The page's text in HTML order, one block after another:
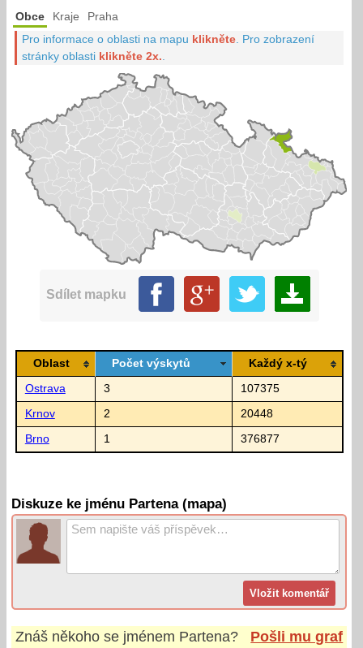
Obce Kraje Praha
Pro informace o oblasti na mapu klikněte Pro zobrazení
stránky oblasti klikněte 2x.
Sdílet mapku
Oblast Počet výskytů Každý x-tý
Ostrava 3 107375
Krnov 2 20448
Brno 1 376877
Diskuze ke jménu Partena (mapa)
Znáš někoho se jménem Partena?
Pošli mu graf